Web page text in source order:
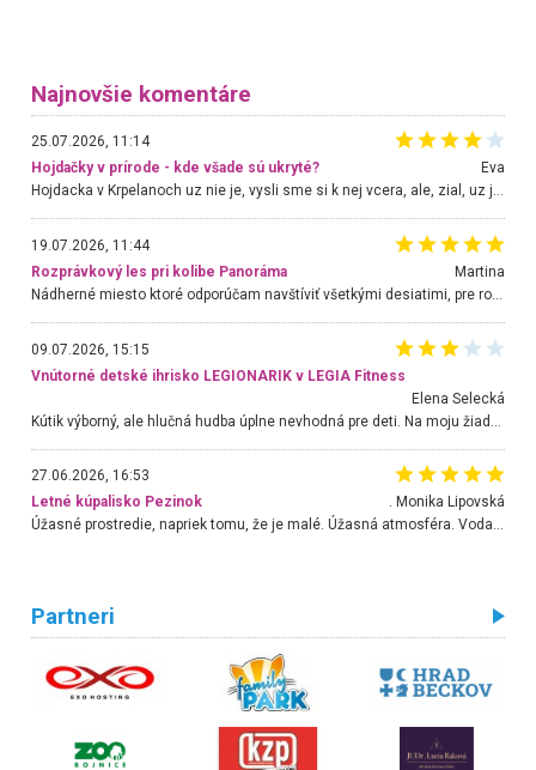
Najnovšie komentáre
25.07.2026, 11:14
Hojdačky v prírode - kde všade sú ukryté?
Eva
Hojdacka v Krpelanoch uz nie je, vysli sme si k nej vcera, ale, zial, uz je znicena. Ak sem planujete cestu len kvoli hojdacke, mozete si ju usetrit. Krasny vyhlad je tu vsak aj bez hojdacky :-)
19.07.2026, 11:44
Rozprávkový les pri kolibe Panoráma
Martina
Nádherné miesto ktoré odporúčam navštíviť všetkými desiatimi, pre rodiny s deťmi, dôchodcom... Proste a jednoducho ozaj rozprávkový les.. určite ešte prídeme. Odniesli sme si na pamiatku krásne tričká,
09.07.2026, 15:15
Vnútorné detské ihrisko LEGIONARIK v LEGIA Fitness
Elena Selecká
27.06.2026, 16:53
Letné kúpalisko Pezinok
. Monika Lipovská
Úžasné prostredie, napriek tomu, že je malé. Úžasná atmosféra. Voda fantastická a nádherná. Ľudí je pomerne veľa, ale su mili a ohľaduplní. Je veľmi zaujímavé sledovať, ako dokážu spolu športovať cudzí ľudia a bez ohľadu na vek. Vládne tu pohoda. Vnuka neviem dostať z vody. Ďakujem za krásny deň . Urcite sa sem vrátim. Jediný problém je s parkovaním, ale aj ten sa mi podarilo vyriešiť. Monika Bratislava
Partneri